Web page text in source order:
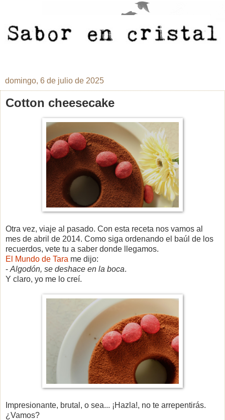
domingo, 6 de julio de 2025
Cotton cheesecake
Otra vez, viaje al pasado. Con esta receta nos vamos al
mes de abril de 2014. Como siga ordenando el baúl de los
recuerdos, vete tu a saber donde llegamos.
El Mundo de Tara me dijo:
- Algodón, se deshace en la boca.
Y claro, yo me lo creí.
Impresionante, brutal, o sea... ¡Hazla!, no te arrepentirás.
¿Vamos?